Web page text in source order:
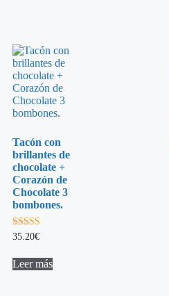
Tacón con
brillantes de
chocolate +
Corazón de
Chocolate 3
bombones.
5.00
35.20€
Leer más